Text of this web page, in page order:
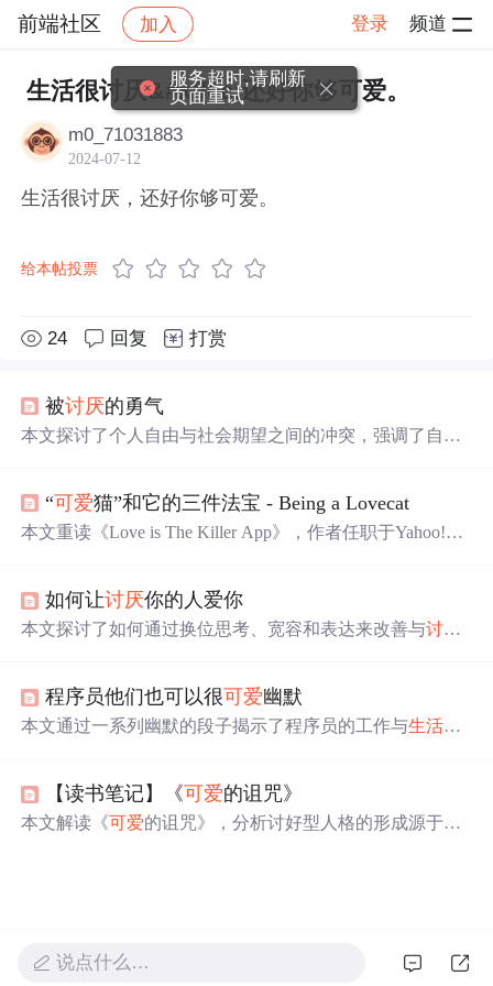
前端社区 加入 登录 频道
社区 前端社区 感慨 帖子详情
生活很讨厌&#xff0c;还好你够可爱。
m0_71031883
2024-07-12
生活很讨厌，还好你够可爱。
给本帖投票
24 回复 打赏
被讨厌的勇气
本文探讨了个人自由与社会期望之间的冲突，强调了自我
人际关系的复杂性，提倡依据个人价值观生活，而非迎合
他人期待。
“可爱猫”和它的三件法宝 - Being a Lovecat
本文重读《Love is The Killer App》，作者任职于Yahoo!。
时代精神。我们应做“可爱猫”，发现
如何让讨厌你的人爱你
本文探讨了如何通过换位思考、宽容和表达来改善与讨厌
程序员他们也可以很可爱幽默
本文通过一系列幽默的段子揭示了程序员的工作与生活状
【读书笔记】《可爱的诅咒》
本文解读《可爱的诅咒》，分析讨好型人格的形成源于童
说点什么…
服务超时,请刷新
页面重试